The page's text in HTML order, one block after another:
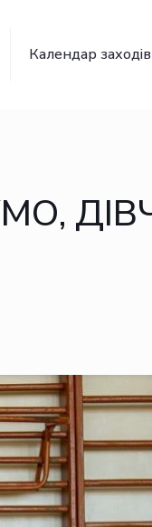
Календар заходів